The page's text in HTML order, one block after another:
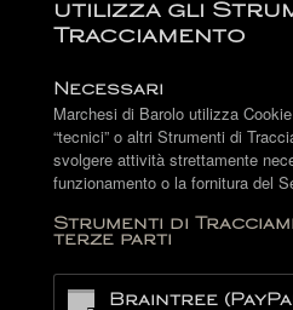
utilizza gli
Tracciamento
Necessari
Marchesi di Barolo utilizza
“tecnici” o altri Strumenti di
svolgere attività strettamente
funzionamento o la fornitura del
Strumenti di
terze parti
Braintree